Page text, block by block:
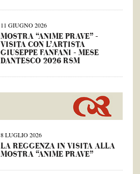
11 GIUGNO 2026
MOSTRA “ANIME PRAVE” –
VISITA CON L’ARTISTA
GIUSEPPE FANFANI – MESE
DANTESCO 2026 RSM
8 LUGLIO 2026
LA REGGENZA IN VISITA ALLA
MOSTRA “ANIME PRAVE”